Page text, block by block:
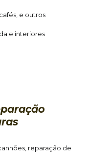
e outros
e interiores
reparação de